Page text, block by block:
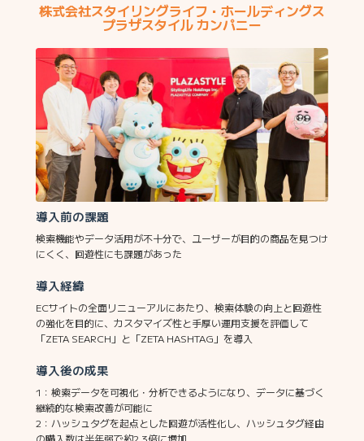
株式会社スタイリングライフ・ホールディングス
プラザスタイル カンパニー
導入前の課題
検索機能やデータ活用が不十分で、ユーザーが目的の商品を見つけ
にくく、回遊性にも課題があった
導入経緯
ECサイトの全面リニューアルにあたり、検索体験の向上と回遊性
の強化を目的に、カスタマイズ性と手厚い運用支援を評価して
「ZETA SEARCH」と「ZETA HASHTAG」を導入
導入後の成果
1：検索データを可視化・分析できるようになり、データに基づく
継続的な検索改善が可能に
2：ハッシュタグを起点とした回遊が活性化し、ハッシュタグ経由
の購入数は半年弱で約2.3倍に増加